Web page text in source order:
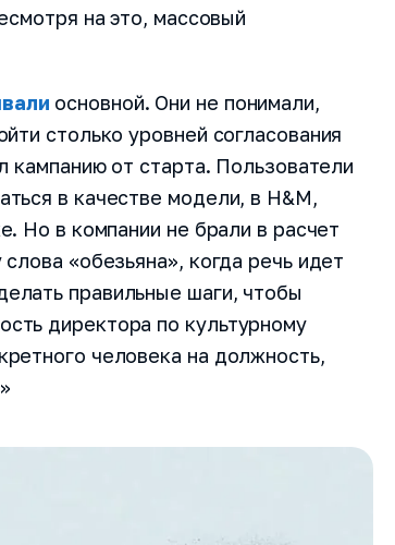
на это, массовый
основной. Они не понимали,
столько уровней согласования
кампанию от старта. Пользователи
в качестве модели, в H&M,
Но в компании не брали в расчет
«обезьяна», когда речь идет
правильные шаги, чтобы
директора по культурному
человека на должность,